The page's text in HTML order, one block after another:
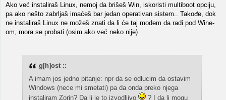
Ako već instaliraš Linux, nemoj da brišeš Win, iskoristi multiboot opciju,
pa ako nešto zabrljaš imaćeš bar jedan operativan sistem.. Takođe, dok
ne instaliraš Linux ne možeš znati da li će taj modem da radi pod Wine-
om, mora se probati (osim ako već neko nije)
g[h]ost ::
A imam jos jedno pitanje: npr da se odlucim da ostavim
Windows (nece mi smetati) pa da onda preko njega
instaliram Zorin? Da li je to izvodljivo
? I da li mogu